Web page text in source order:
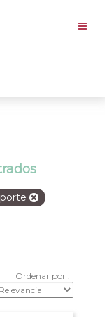
Ordenar por